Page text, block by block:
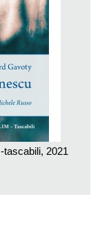
sorta di ritorno alla
parti (Rinnovo
d’infanzia, al
– Campane
Potrebbe
se non fosse
atavici con la
la maestria di
l’alone
agli spunti
composizione. Una
2021